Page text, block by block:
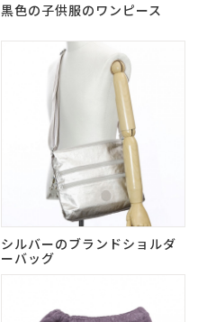
黒色の子供服のワンピース
シルバーのブランドショルダ
ーバッグ